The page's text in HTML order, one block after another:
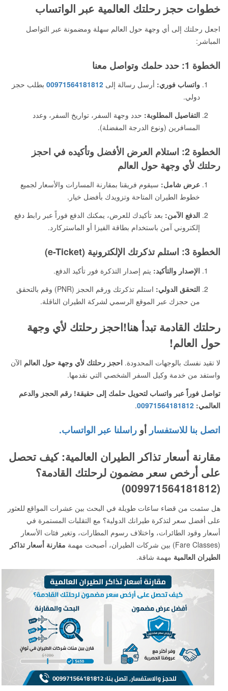
خطوات حجز رحلتك العالمية عبر الواتساب
اجعل رحلتك إلى أي وجهة حول العالم سهلة ومضمونة عبر التواصل
المباشر:
الخطوة 1: حدد حلمك وتواصل معنا
واتساب فوري: أرسل رسالة إلى 00971564181812 بطلب حجز
دولي.
التفاصيل المطلوبة: حدد وجهة السفر، تواريخ السفر، وعدد
المسافرين (ونوع الدرجة المفضلة).
الخطوة 2: استلام العرض الأفضل وتأكيده في احجز
رحلتك لأي وجهة حول العالم
عرض شامل: سيقوم فريقنا بمقارنة المسارات والأسعار لجميع
خطوط الطيران المتاحة وتزويدك بأفضل خيار.
الدفع الآمن: بعد تأكيدك للعرض، يمكنك الدفع فوراً عبر رابط دفع
إلكتروني آمن باستخدام بطاقة الفيزا أو الماستركارد.
الخطوة 3: استلم تذكرتك الإلكترونية (e-Ticket)
الإصدار والتأكيد: يتم إصدار التذكرة فور تأكيد الدفع.
التحقق الدولي:
استلم تذكرتك ورقم الحجز (PNR) وقم بالتحقق
من حجزك عبر الموقع الرسمي لشركة الطيران الناقلة.
رحلتك القادمة تبدأ هنا!احجز رحلتك لأي وجهة
حول العالم!
لا تقيد نفسك بالوجهات المحدودة. احجز رحلتك لأي وجهة حول العالم الآن
واستفد من خدمة وكيل السفر الشخصي التي نقدمها.
تواصل فوراً عبر واتساب لتحويل حلمك إلى حقيقة! رقم الحجز والدعم
العالمي: 00971564181812
.
اتصل بنا للاستفسار أو راسلنا عبر الواتساب.
مقارنة أسعار تذاكر الطيران العالمية: كيف تحصل
على أرخص سعر مضمون لرحلتك القادمة؟
(009971564181812)
هل سئمت من قضاء ساعات طويلة في البحث بين عشرات المواقع للعثور
على أفضل سعر لتذكرة طيرانك الدولية؟ مع التقلبات المستمرة في
أسعار وقود الطائرات، واختلاف رسوم المطارات، وتغير فئات الأسعار
(Fare Classes) بين شركات الطيران، أصبحت مهمة
مقارنة أسعار تذاكر
الطيران العالمية مهمة شاقة.